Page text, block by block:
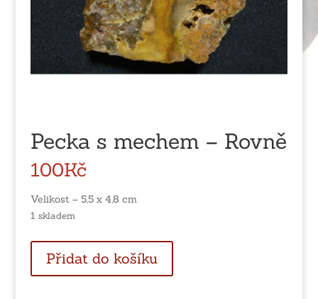
Pecka s mechem – Rovně
100Kč
Velikost – 5,5 x 4,8 cm
1 skladem
mechem
Přidat do košíku